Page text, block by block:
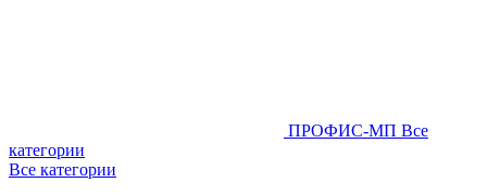
ПРОФИС-МП Все
категории
Все категории